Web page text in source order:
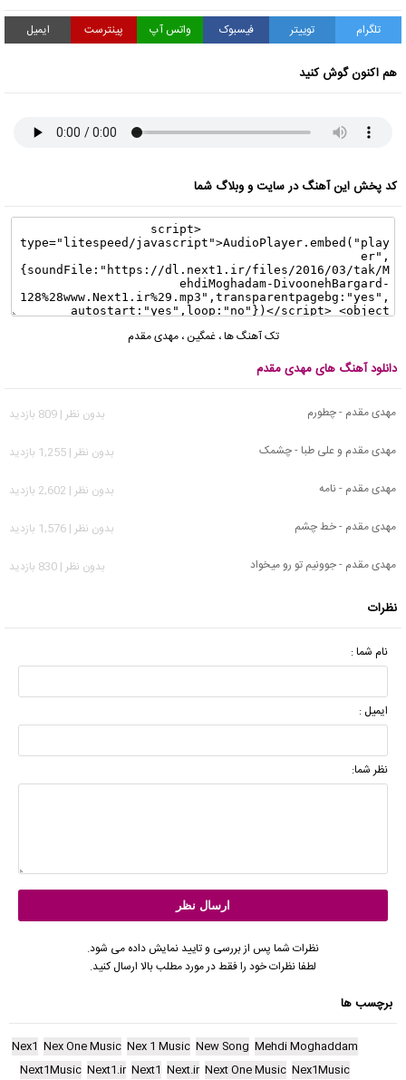
تلگرام توییتر فیسبوک واتس آپ پینترست ایمیل
هم اکنون گوش کنید
کد پخش این آهنگ در سایت و وبلاگ شما
تک آهنگ ها،غمگین ،مهدی مقدم
دانلود آهنگ های مهدی مقدم
مهدی مقدم - چطورم
بدون نظر | 809 بازدید
مهدی مقدم و علی طبا - چشمک
بدون نظر | 1,255 بازدید
مهدی مقدم - نامه
بدون نظر | 2,602 بازدید
مهدی مقدم - خط چشم
بدون نظر | 1,576 بازدید
مهدی مقدم - جوونیم تو رو میخواد
بدون نظر | 830 بازدید
نظرات
نام شما :
ایمیل :
نظر شما:
نظرات شما پس از بررسی و تایید نمایش داده می شود.
لطفا نظرات خود را فقط در مورد مطلب بالا ارسال کنید.
برچسب ها
Mehdi Moghaddam
New Song
Nex 1 Music
Nex One Music
Nex1
Nex1Music
Next One Music
Next.ir
Next1
Next1.ir
Next1Music